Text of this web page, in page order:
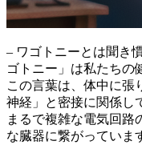
– ワゴトニーとは聞き
ゴトニー」は私たちの
この言葉は、体中に張
神経」と密接に関係し
まるで複雑な電気回路
な臓器に繋がっていま